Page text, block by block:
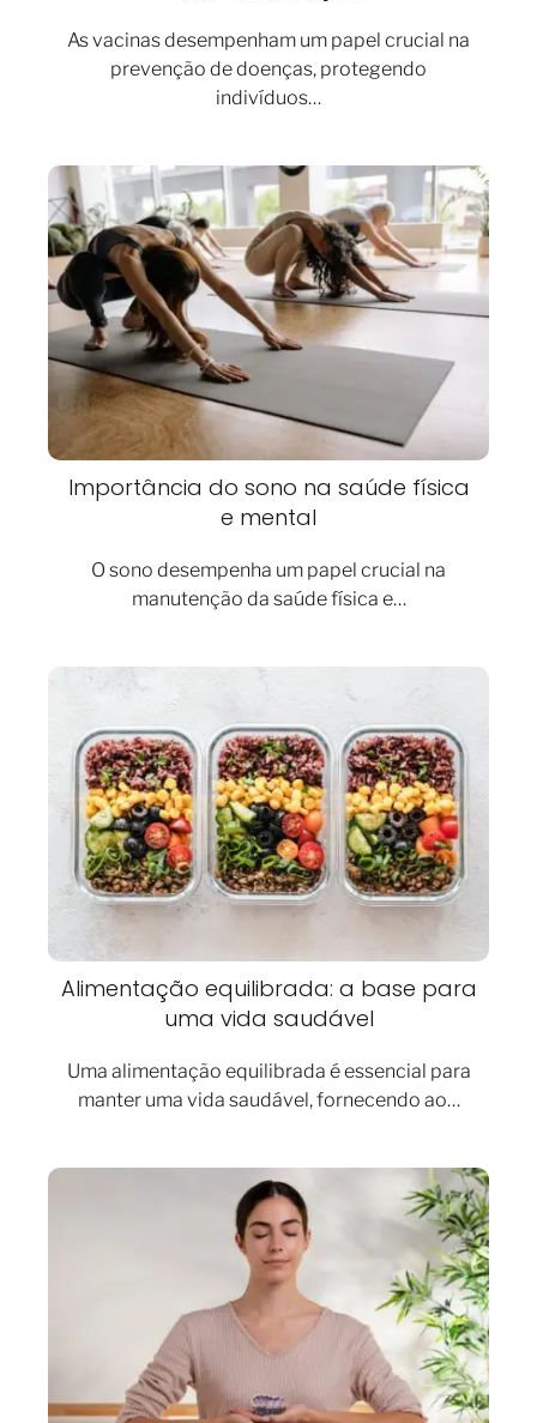
As vacinas desempenham um papel crucial na
prevenção de doenças, protegendo
indivíduos…
Importância do sono na saúde física
e mental
O sono desempenha um papel crucial na
manutenção da saúde física e…
Alimentação equilibrada: a base para
uma vida saudável
Uma alimentação equilibrada é essencial para
manter uma vida saudável, fornecendo ao…